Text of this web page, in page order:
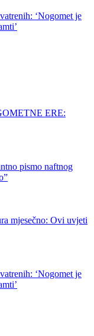
‘Nogomet je
ERE:
pismo naftnog
mjesečno: Ovi uvjeti
‘Nogomet je